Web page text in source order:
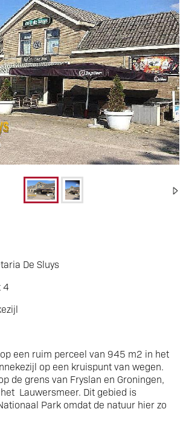
De Sluys
4
een ruim perceel van 945 m2 in het
op een kruispunt van wegen.
de grens van Fryslan en Groningen,
Lauwersmeer. Dit gebied is
Park omdat de natuur hier zo